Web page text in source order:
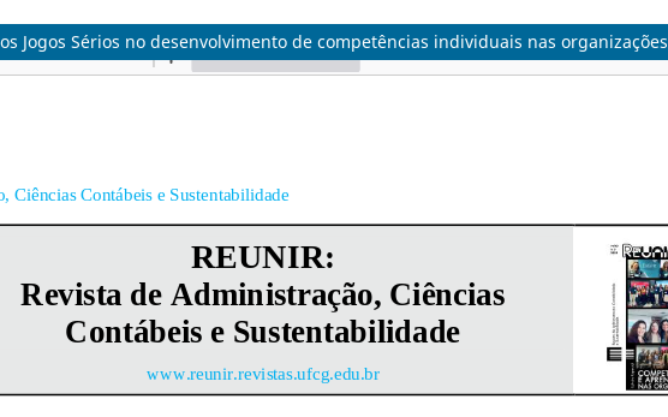
Jogos Sérios no desenvolvimento de competências individuais nas organizações